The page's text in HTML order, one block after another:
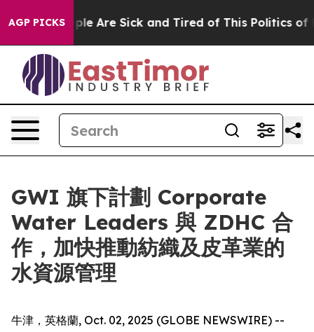
AGP PICKS
“People Are Sick and Tired of This Politics of
GWI 旗下計劃 Corporate
Water Leaders 與 ZDHC 合
作，加快推動紡織及皮革業的
水資源管理
牛津，英格蘭, Oct. 02, 2025 (GLOBE NEWSWIRE) --